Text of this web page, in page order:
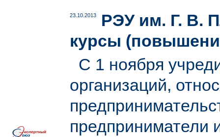
23.10.2013
РЭУ им. Г. В.
курсы
С 1 ноября
организаций,
предприниматели